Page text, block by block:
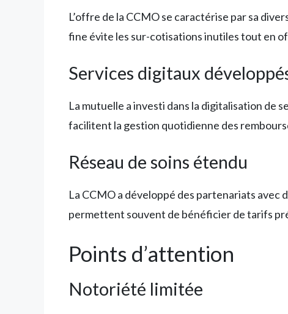
L’offre de la CCMO se caractérise par sa
fine évite les sur-cotisations inutiles tout en
Services digitaux
La mutuelle a investi dans la digitalisation de
facilitent la gestion quotidienne des
Réseau de soins étendu
La CCMO a développé des partenariats avec
permettent souvent de bénéficier de tarifs
Points d’attention
Notoriété limitée